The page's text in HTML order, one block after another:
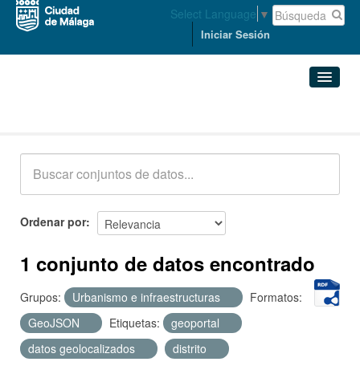
Select Language ▼
Iniciar Sesión
Acerca de
Ordenar por
1 conjunto de datos encontrado
Grupos: Urbanismo e infraestructuras
Formatos:
GeoJSON
Etiquetas:
geoportal
datos geolocalizados
distrito